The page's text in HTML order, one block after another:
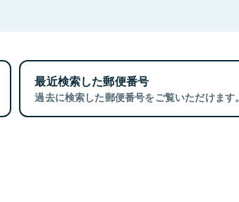
最近検索した郵便番号
過去に検索した郵便番号をご覧いただけます。